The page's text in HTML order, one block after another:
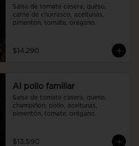
Salsa de tomate casera, queso,
carne de churrasco, aceitunas,
pimentón, tomate, orégano.
$14.290
Al pollo familiar
Salsa de tomate casera, queso,
champiñón, pollo, aceitunas,
pimentón, tomate, orégano.
$13.590